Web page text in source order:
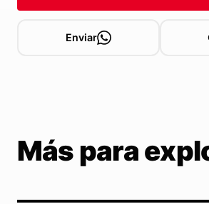
Enviar
Más para